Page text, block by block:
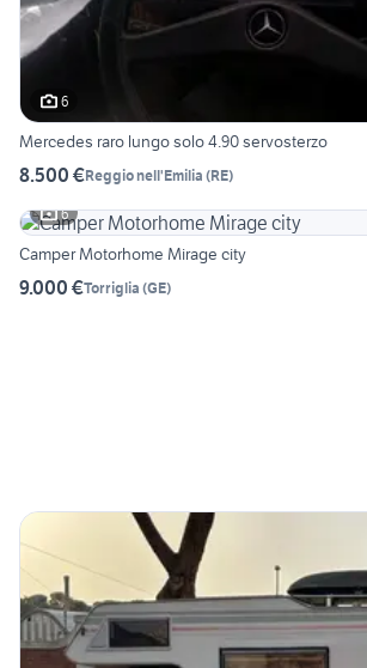
6
Mercedes raro lungo solo 4.90 servosterzo
8.500 €Reggio nell'Emilia (RE)
6
Camper Motorhome Mirage city
9.000 €Torriglia (GE)